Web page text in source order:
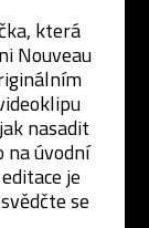
která
Nouveau
nasadit
na úvodní
je
se